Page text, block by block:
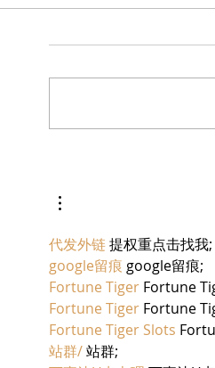
יחיעם"
代发外链 提权重点击找我;
google留痕 google留痕;
Fortune Tiger Fortune
Fortune Tiger Fortune
Fortune Tiger Slots
站群/ 站群;